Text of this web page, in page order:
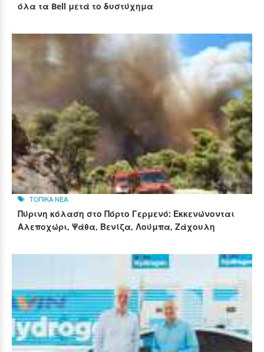
όλα τα Bell μετά το δυστύχημα
ΤΟΠΙΚΑ ΝΕΑ
Πύρινη κόλαση στο Πόρτο Γερμενό: Εκκενώνονται
Αλεποχώρι, Ψάθα, Βενίζα, Λούμπα, Ζάχουλη